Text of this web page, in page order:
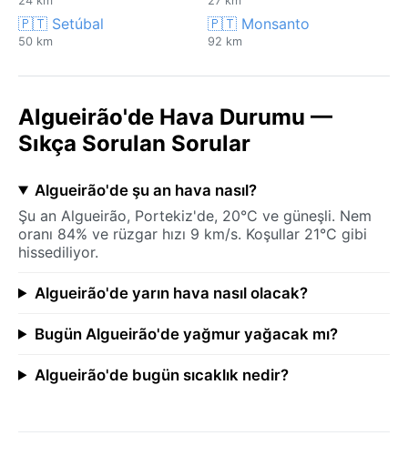
🇵🇹 Setúbal
50 km
🇵🇹 Monsanto
92 km
Algueirão'de Hava Durumu —
Sıkça Sorulan Sorular
Algueirão'de şu an hava nasıl?
Şu an Algueirão, Portekiz'de, 20°C ve güneşli. Nem
oranı 84% ve rüzgar hızı 9 km/s. Koşullar 21°C gibi
hissediliyor.
Algueirão'de yarın hava nasıl olacak?
Bugün Algueirão'de yağmur yağacak mı?
Algueirão'de bugün sıcaklık nedir?